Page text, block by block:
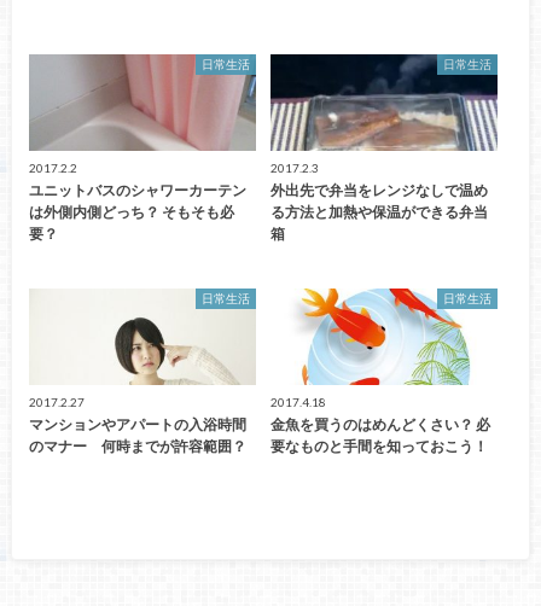
日常生活
2017.2.2
ユニットバスのシャワーカーテン
は外側内側どっち？ そもそも必
要？
日常生活
2017.2.3
外出先で弁当をレンジなしで温め
る方法と加熱や保温ができる弁当
箱
日常生活
2017.2.27
マンションやアパートの入浴時間
のマナー 何時までが許容範囲？
日常生活
2017.4.18
金魚を買うのはめんどくさい？ 必
要なものと手間を知っておこう！